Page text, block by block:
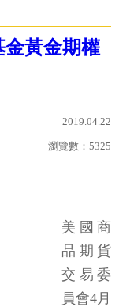
金黃金期權
2019.04.22
瀏覽數： 5325
美國商
品期貨
交易委
員會4月